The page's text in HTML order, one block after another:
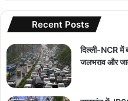
Recent Posts
दिल्ली-NCR में
जलभराव और